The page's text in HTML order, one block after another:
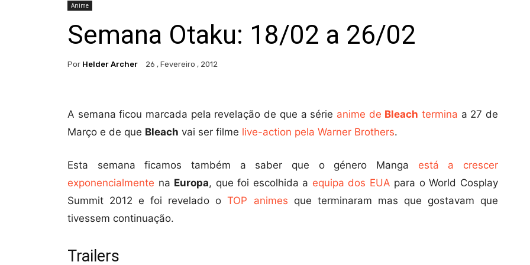
Anime
Semana Otaku: 18/02 a 26/02
Por Helder Archer 26 , Fevereiro , 2012
A semana ficou marcada pela revelação de que a série anime de Bleach termina a 27 de
Março e de que Bleach vai ser filme live-action pela Warner Brothers.
Esta semana ficamos também a saber que o género Manga está a crescer
exponencialmente na Europa, que foi escolhida a equipa dos EUA para o World Cosplay
Summit 2012 e foi revelado oTOP animes que terminaram mas que gostavam que
tivessem continuação.
Trailers